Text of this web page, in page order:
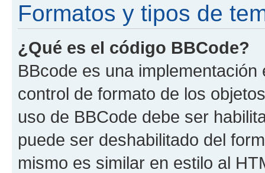
Formatos y tipos de
¿Qué es el código BBCode?
BBcode es una
control de formato de los
uso de BBCode debe ser
puede ser deshabilitado del
mismo es similar en estilo al